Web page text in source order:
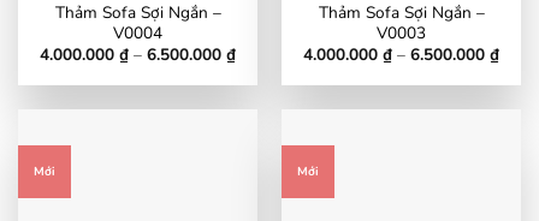
Thảm Sofa Sợi Ngắn –
V0004
4.000.000 ₫ – 6.500.000 ₫Khoảng
từ
đến
Thảm Sofa Sợi Ngắn –
V0003
4.000.000 ₫ – 6.500.000 ₫
từ
Mới Mới